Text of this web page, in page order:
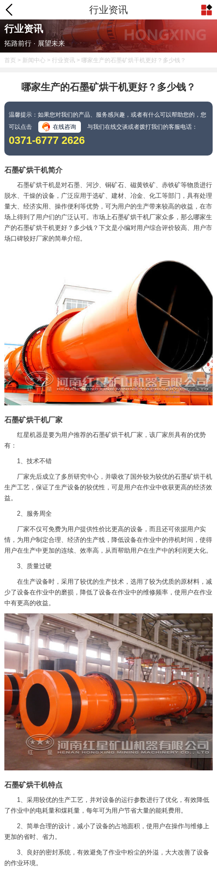
行业资讯
行业资讯
拓路前行 · 展望未来
首页 > 新闻中心> 行业资讯> 哪家生产的石墨矿烘干机更好？多少钱？
哪家生产的石墨矿烘干机更好？多少钱？
温馨提示：如果您对我们的产品、服务感兴趣，或者有什么可以帮助您的，您
可以点击
在线咨询 与我们在线交谈或者拨打我们的客服电话：
0371-6777 2626
石墨矿烘干机简介
石墨矿烘干机是对石墨、河沙、铜矿石、磁黄铁矿、赤铁矿等物质进行
脱水、干燥的设备，广泛应用于选矿、建材、冶金、化工等部门，具有处理
量大、经济实用、操作便利等优势，可为用户的生产带来较高的收益，在市
场上得到了用户们的广泛认可。市场上石墨矿烘干机厂家众多，那么哪家生
产的石墨矿烘干机更好？多少钱？下文是小编对用户综合评价较高、用户市
场口碑较好厂家的简单介绍。
石墨矿烘干机厂家
红星机器是要为用户推荐的石墨矿烘干机厂家，该厂家所具有的优势
有：
1、技术不错
厂家先后成立了多所研究中心，并吸收了国外较为较优的石墨矿烘干机
生产工艺，保证了生产设备的较优性，可是用户在作业中收获更高的经济效
益。
2、服务周全
厂家不仅可免费为用户提供性价比更高的设备，而且还可依据用户实
情，为用户制定合理、经济的生产线，降低设备在作业中的停机时间，使得
用户在生产中更加的连续、效率高，从而帮助用户在生产中的利润更大化。
3、质量过硬
在生产设备时，采用了较优的生产技术，选用了较为优质的原材料，减
少了设备在作业中的磨损，降低了设备在作业中的维修频率，使用户在作业
中有更高的收益。
石墨矿烘干机特点
1、采用较优的生产工艺，并对设备的运行参数进行了优化，有效降低
了作业中的电耗量和煤耗量，每年可为用户节省大量的能耗费用。
2、简单合理的设计，减小了设备的占地面积，使用户在操作与维修上
更加的省时、省力。
3、良好的密封系统，有效避免了作业中粉尘的外溢，大大改善了设备
的作业环境。